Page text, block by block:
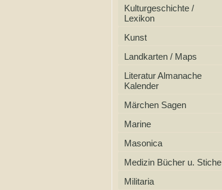
Kulturgeschichte /
Lexikon
Kunst
Landkarten / Maps
Literatur Almanache
Kalender
Märchen Sagen
Marine
Masonica
Medizin Bücher u. Stiche
Militaria